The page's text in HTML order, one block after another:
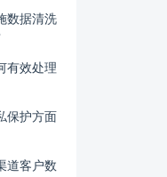
数据清洗
有效处理
保护方面
道客户数